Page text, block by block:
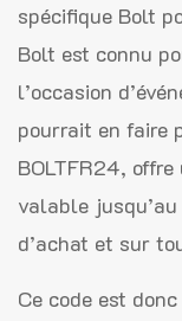
spécifique Bolt
Bolt est connu
l’occasion
pourrait en faire
BOLTFR24,
valable
d’achat et sur
Ce code est